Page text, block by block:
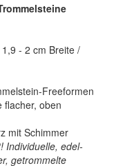
- 2 cm Breite /
Freeformen
flacher, oben
mit Schimmer
Individuelle, edel-
getrommelte